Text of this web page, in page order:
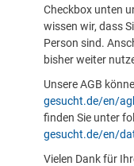
Checkbox unten
wissen wir, dass
Person sind.
bisher weiter
Unsere AGB
gesucht.de/en/
finden Sie unter
gesucht.de/en/
Vielen Dank für